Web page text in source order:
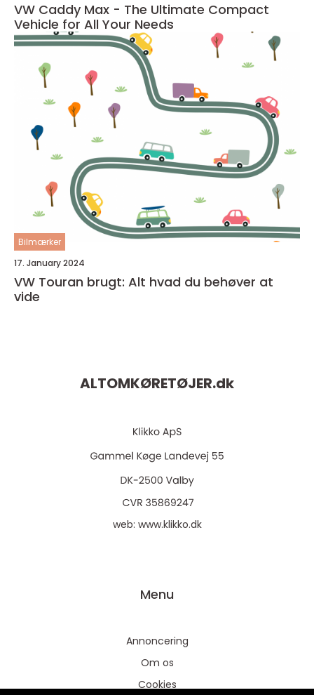
VW Caddy Max - The Ultimate Compact
Vehicle for All Your Needs
Bilmærker
17. January 2024
VW Touran brugt: Alt hvad du behøver at
vide
ALTOMKØRETØJER.dk
web: www.klikko.dk
Menu
Annoncering
Om os
Cookies